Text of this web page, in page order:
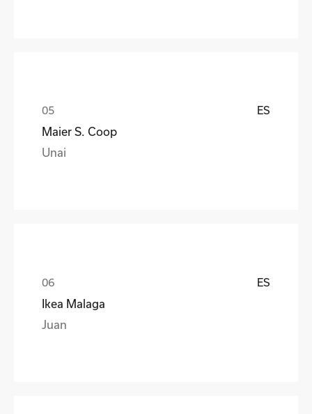
ES
Maier S. Coop
Unai
ES
Ikea Malaga
Juan